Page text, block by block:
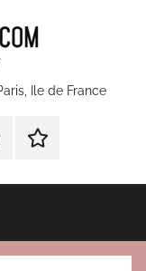
Ile de France
Nos